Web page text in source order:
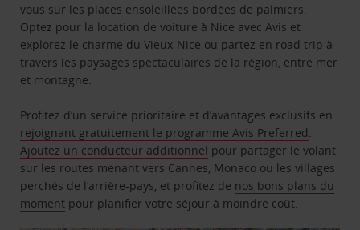
vous sur les places ensoleillées bordées de palmiers.
Optez pour la location de voiture à Nice avec Avis et
explorez le charme du Vieux-Nice ou partez en road trip à
travers les paysages spectaculaires de la région, entre mer
et montagne.
Profitez d’un service prioritaire et d’avantages exclusifs en
rejoignant gratuitement le programme Avis Preferred
Ajoutez un conducteur additionnel pour partager le volant
sur les routes menant vers Cannes, Monaco ou les villages
perchés de l’arrière-pays, et profitez de nos bons plans du
moment pour planifier votre séjour à moindre coût.